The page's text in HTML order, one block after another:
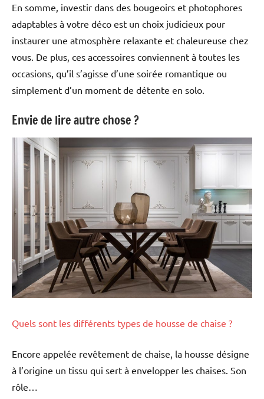
En somme, investir dans des bougeoirs et photophores
adaptables à votre déco est un choix judicieux pour
instaurer une atmosphère relaxante et chaleureuse chez
vous. De plus, ces accessoires conviennent à toutes les
occasions, qu’il s’agisse d’une soirée romantique ou
simplement d’un moment de détente en solo.
Envie de lire autre chose ?
Quels sont les différents types de housse de chaise ?
Encore appelée revêtement de chaise, la housse désigne
à l’origine un tissu qui sert à envelopper les chaises. Son
rôle…